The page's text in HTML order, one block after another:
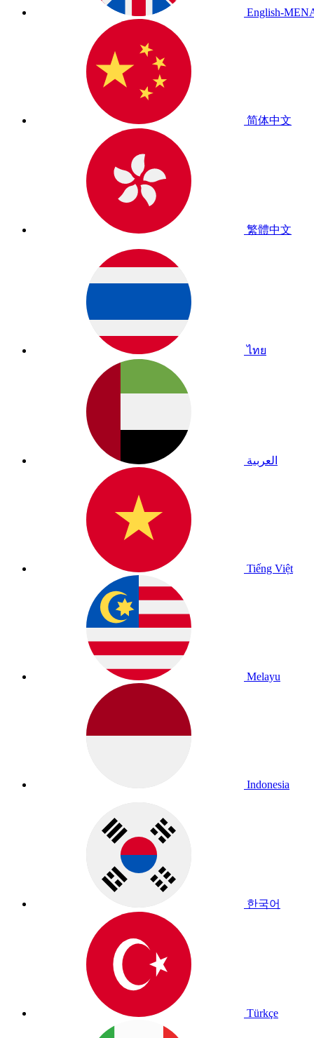
English-
简体中文
繁體中文
ไทย
العربية
Tiếng Việt
Melayu
Indonesia
한국어
Türkçe